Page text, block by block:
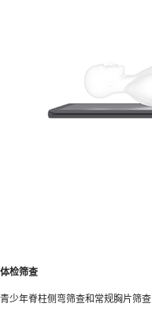
体检筛查
青少年脊柱侧弯筛查和常规胸片筛查